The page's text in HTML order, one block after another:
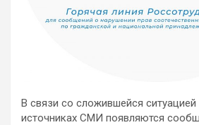
В связи со сложившейся
источниках СМИ появляются